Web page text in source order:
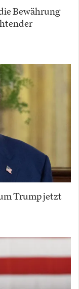
Bewährung
Trump jetzt